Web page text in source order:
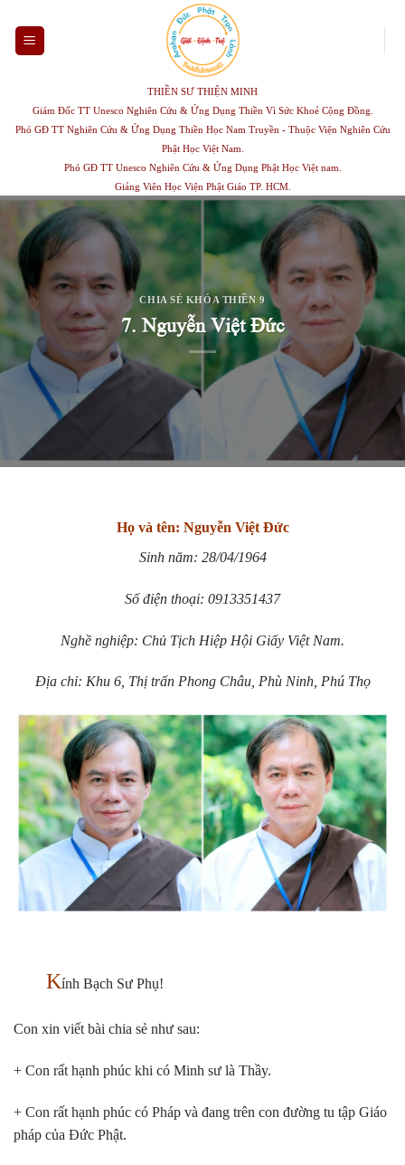
content
THIỀN SƯ THIỆN MINH
Giám Đốc TT Unesco Nghiên Cứu & Ứng Dụng Thiền Vì Sức Khoẻ Cộng Đồng.
Phó GĐ TT Nghiên Cứu & Ứng Dụng Thiền Học Nam Truyền - Thuộc Viện Nghiên Cứu
Phật Học Việt Nam.
Phó GĐ TT Unesco Nghiên Cứu & Ứng Dụng Phật Học Việt nam.
Giảng Viên Học Viện Phật Giáo TP. HCM.
CHIA SẺ KHÓA THIỀN 9
7. Nguyễn Việt Đức
Họ và tên: Nguyễn Việt Đức
Sinh năm: 28/04/1964
Số điện thoại: 0913351437
Nghề nghiệp: Chủ Tịch Hiệp Hội Giấy Việt Nam.
Địa chỉ: Khu 6, Thị trấn Phong Châu, Phù Ninh, Phú Thọ
Kính Bạch Sư Phụ!
Con xin viết bài chia sẻ như sau:
+ Con rất hạnh phúc khi có Minh sư là Thầy.
+ Con rất hạnh phúc có Pháp và đang trên con đường tu tập Giáo
pháp của Đức Phật.